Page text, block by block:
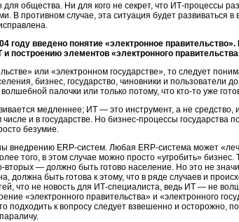
общества. Ни для кого не секрет, что ИТ-процессы
В противном случае, эта ситуация будет
введено понятие «электронное правительство».
построению элементов «электронного
или «электронном государстве», то следует
бизнес, государство, чиновники и пользователи
палочки или только потому, что кто-то уже
медленнее; ИТ — это инструмент, а не средство,
числе и в государстве. Но бизнес-процессы государства
безумие.
внедрению ERP-систем. Любая ERP-система может
того, в этом случае можно просто «угробить» бизнес.
вторых — должно быть готово население. Но это не
должна быть готова к этому, что в ряде случаев и
что не новость для ИТ-специалиста, ведь ИТ — не
«электронного правительства» и «электронного
подходить к вопросу следует взвешенно и осторожно,